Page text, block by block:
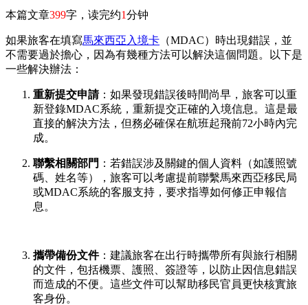
本篇文章399字，读完约1分钟
如果旅客在填寫馬來西亞入境卡 （MDAC）時出現錯誤，並
不需要過於擔心，因為有幾種方法可以解決這個問題。以下是
一些解決辦法：
重新提交申請：如果發現錯誤後時間尚早，旅客可以重
新登錄MDAC系統，重新提交正確的入境信息。這是最
直接的解決方法，但務必確保在航班起飛前72小時內完
成。
聯繫相關部門 ：若錯誤涉及關鍵的個人資料（如護照號
碼、姓名等），旅客可以考慮提前聯繫馬來西亞移民局
或MDAC系統的客服支持，要求指導如何修正申報信
息。
攜帶備份文件：建議旅客在出行時攜帶所有與旅行相關
的文件，包括機票、護照、簽證等，以防止因信息錯誤
而造成的不便。這些文件可以幫助移民官員更快核實旅
客身份。